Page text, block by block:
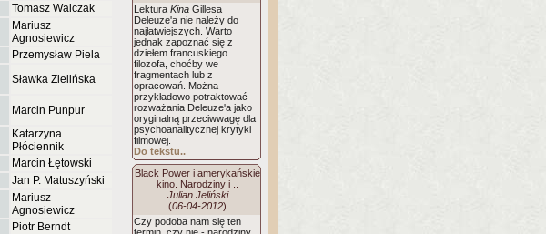
Tomasz Walczak
Mariusz
Agnosiewicz
Przemysław Piela
Sławka Zielińska
Marcin Punpur
Katarzyna
Płóciennik
Marcin Łętowski
Jan P. Matuszyński
Mariusz
Agnosiewicz
Piotr Berndt
Lektura Kina Gillesa
Deleuze'a nie należy do
najłatwiejszych. Warto
jednak zapoznać się z
dziełem francuskiego
filozofa, choćby we
fragmentach lub z
opracowań. Można
przykładowo potraktować
rozważania Deleuze'a jako
oryginalną przeciwwagę dla
psychoanalitycznej krytyki
filmowej.
Do tekstu..
Black Power i amerykańskie
kino. Narodziny i ..
Julian Jeliński
(06-04-2012)
Czy podoba nam się ten